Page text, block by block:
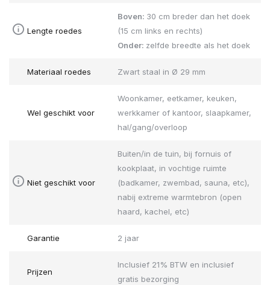
Lengte roedes
Boven: 30 cm breder dan het doek
(15 cm links en rechts)
Onder: zelfde breedte als het doek
Materiaal roedes Zwart staal in Ø 29 mm
Wel geschikt voor
Woonkamer, eetkamer, keuken,
werkkamer of kantoor, slaapkamer,
hal/gang/overloop
Niet geschikt voor
Buiten/in de tuin, bij fornuis of
kookplaat, in vochtige ruimte
(badkamer, zwembad, sauna, etc),
nabij extreme warmtebron (open
haard, kachel, etc)
Garantie 2 jaar
Prijzen
Inclusief 21% BTW en inclusief
gratis bezorging